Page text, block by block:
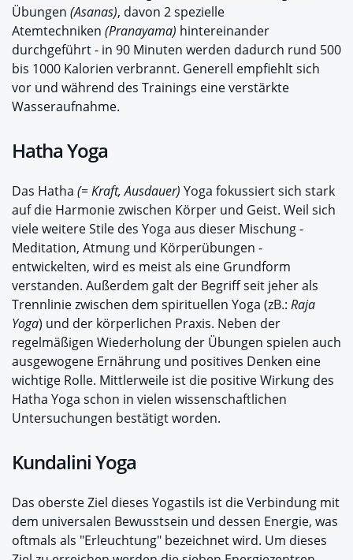
Übungen (Asanas), davon 2 spezielle
Atemtechniken (Pranayama) hintereinander
durchgeführt - in 90 Minuten werden dadurch rund 500
bis 1000 Kalorien verbrannt. Generell empfiehlt sich
vor und während des Trainings eine verstärkte
Wasseraufnahme.
Hatha Yoga
Das Hatha (= Kraft, Ausdauer) Yoga fokussiert sich stark
auf die Harmonie zwischen Körper und Geist. Weil sich
viele weitere Stile des Yoga aus dieser Mischung -
Meditation, Atmung und Körperübungen -
entwickelten, wird es meist als eine Grundform
verstanden. Außerdem galt der Begriff seit jeher als
Trennlinie zwischen dem spirituellen Yoga (zB.: Raja
Yoga) und der körperlichen Praxis. Neben der
regelmäßigen Wiederholung der Übungen spielen auch
ausgewogene Ernährung und positives Denken eine
wichtige Rolle. Mittlerweile ist die positive Wirkung des
Hatha Yoga schon in vielen wissenschaftlichen
Untersuchungen bestätigt worden.
Kundalini Yoga
Das oberste Ziel dieses Yogastils ist die Verbindung mit
dem universalen Bewusstsein und dessen Energie, was
oftmals als "Erleuchtung" bezeichnet wird. Um dieses